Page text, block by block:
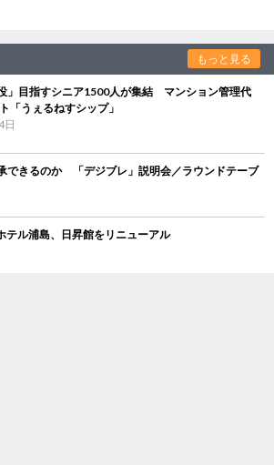
もっと見る
」目指すシニア1500人が集結 マンション管理代
「うぇるねすシップ」
日
できるのか 「デジブレ」説明会／ラウンドテーブ
ル浦島、日昇館をリニューアル